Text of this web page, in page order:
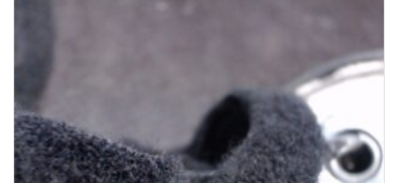
1-3 Werktage